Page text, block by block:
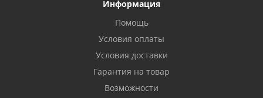
Информация
Помощь
Условия оплаты
Условия доставки
Гарантия на товар
Возможности